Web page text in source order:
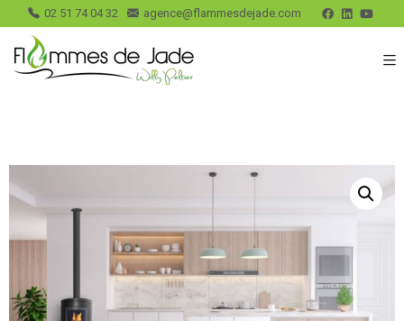
02 51 74 04 32 agence@flammesdejade.com